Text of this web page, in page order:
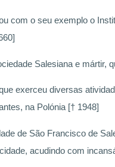
com o seu exemplo o
Salesiana e mártir,
exerceu diversas
na Polónia [† 1948]
de São Francisco de
acudindo com